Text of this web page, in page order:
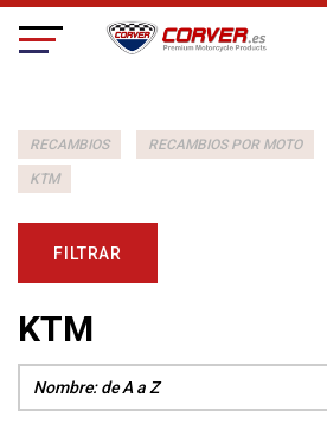
RECAMBIOS RECAMBIOS POR MOTO
KTM
FILTRAR
KTM